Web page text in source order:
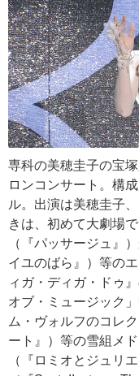
専科の美穂圭子の宝
ロンコンサート。構
ル。出演は美穂圭子
きは、初めて大劇場
（『パッサージュ』
イユのばら』）等の
ィガ・ディガ・ドゥ
オブ・ミュージック
ム・ヴォルフのコレ
ート』）等の雪組メ
（『ロミオとジュリ